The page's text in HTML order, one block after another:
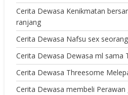
Cerita Dewasa Kenikmatan
ranjang
Cerita Dewasa Nafsu sex
Cerita Dewasa Dewasa ml sama
Cerita Dewasa Threesome
Cerita Dewasa membeli Perawan